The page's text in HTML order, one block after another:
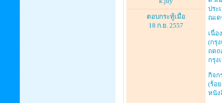
ตอบกระทู้เมื่อ
18 ก.ย. 2557
ประ
ณเด
เนื่อ
(กรุ
ถดถ
กรุง
กิจก
(ร้อ
หนัง